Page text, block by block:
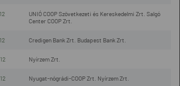
UNIÓ COOP Szövetkezeti és Kereskedelmi Zrt. Salgó
Center COOP Zrt.
Credigen Bank Zrt. Budapest Bank Zrt.
Nyírzem Zrt.
Nyugat-nógrádi-COOP Zrt. Nyírzem Zrt.